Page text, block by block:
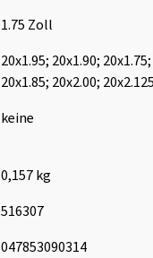
1.75 Zoll
20x1.95; 20x1.90;
20x1.85; 20x2.00;
keine
0,157 kg
516307
047853090314